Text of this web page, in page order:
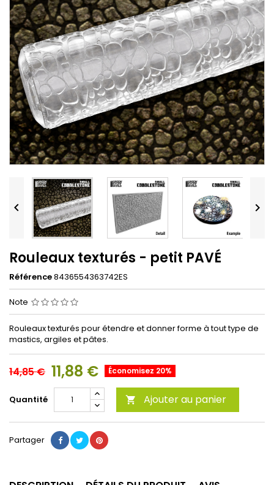
 
Rouleaux texturés - petit PAVÉ
Référence8436554363742ES
Note
Rouleaux texturés pour étendre et donner forme à tout type de
mastics, argiles et pâtes.
14,85 € 11,88 € Économisez 20%
Quantité  Ajouter au panier
Partager